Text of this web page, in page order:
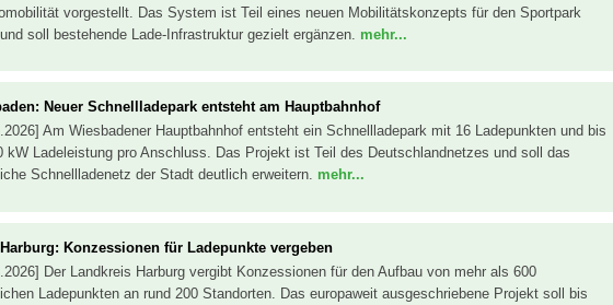
vorgestellt. Das System ist Teil eines neuen Mobilitätskonzepts für den Sportpark
soll bestehende Lade-Infrastruktur gezielt ergänzen. mehr...
Neuer Schnellladepark entsteht am Hauptbahnhof
Am Wiesbadener Hauptbahnhof entsteht ein Schnellladepark mit 16 Ladepunkten und bis
kW Ladeleistung pro Anschluss. Das Projekt ist Teil des Deutschlandnetzes und soll das
Schnellladenetz der Stadt deutlich erweitern. mehr...
Konzessionen für Ladepunkte vergeben
Der Landkreis Harburg vergibt Konzessionen für den Aufbau von mehr als 600
Ladepunkten an rund 200 Standorten. Das europaweit ausgeschriebene Projekt soll bis